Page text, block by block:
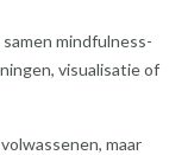
mindfulness-
visualisatie of
maar